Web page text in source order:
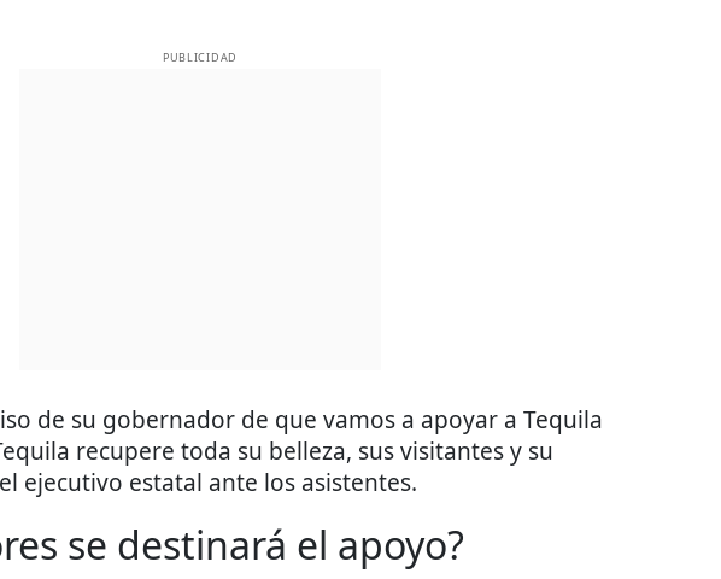
PUBLICIDAD
de su gobernador de que vamos a apoyar a Tequila
recupere toda su belleza, sus visitantes y su
ejecutivo estatal ante los asistentes.
se destinará el apoyo?